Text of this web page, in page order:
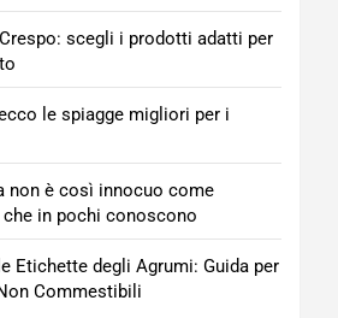
scegli i prodotti adatti per
le spiagge migliori per i
non è così innocuo come
in pochi conoscono
Etichette degli Agrumi: Guida per
Commestibili